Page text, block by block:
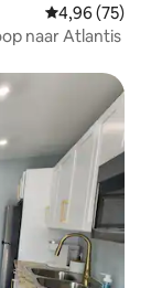
Gemiddelde
4,96 (75)
naar Atlantis